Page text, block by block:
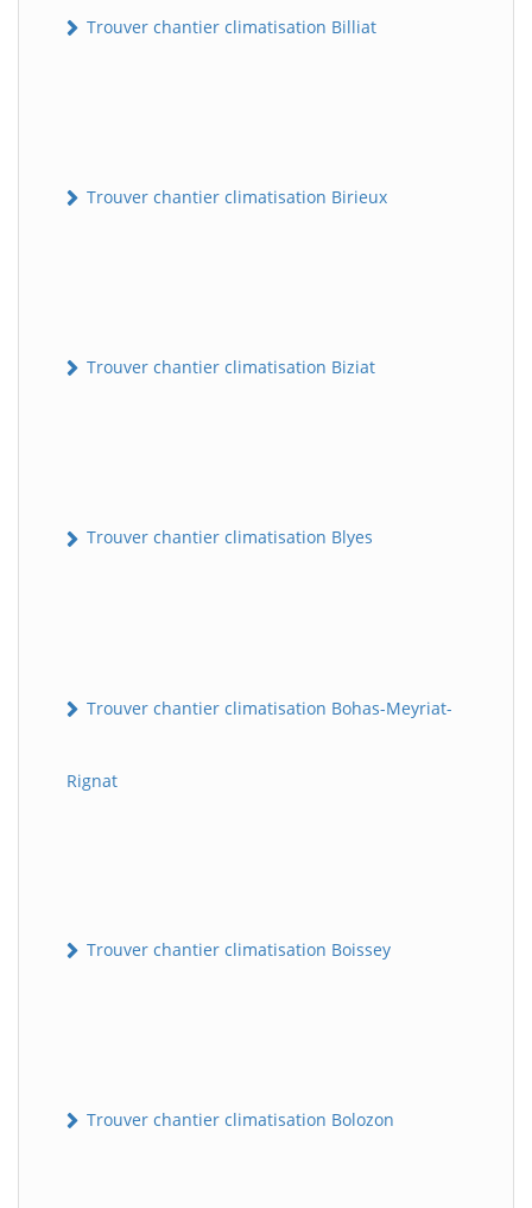
Trouver chantier climatisation Billiat
Trouver chantier climatisation Birieux
Trouver chantier climatisation Biziat
Trouver chantier climatisation Blyes
Trouver chantier climatisation Bohas-Meyriat-
Rignat
Trouver chantier climatisation Boissey
Trouver chantier climatisation Bolozon